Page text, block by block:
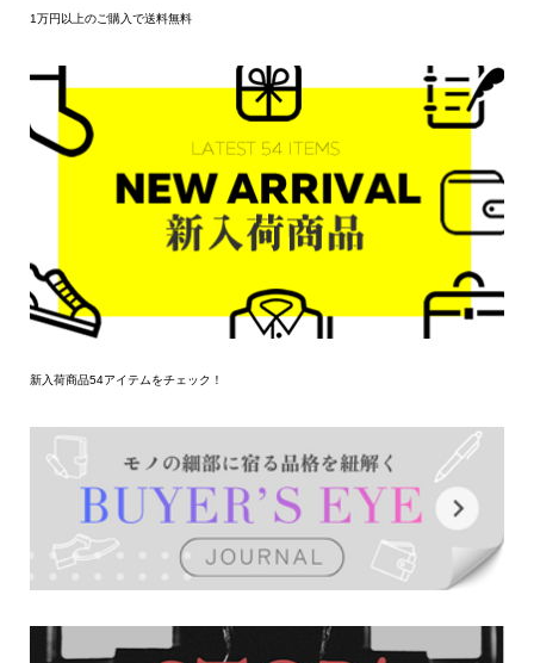
1万円以上のご購入で送料無料
新入荷商品54アイテムをチェック！